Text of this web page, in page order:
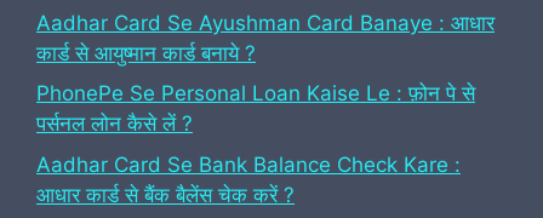
Aadhar Card Se Ayushman Card Banaye : आधार
कार्ड से आयुष्मान कार्ड बनाये ?
PhonePe Se Personal Loan Kaise Le : फ़ोन पे से
पर्सनल लोन कैसे लें ?
Aadhar Card Se Bank Balance Check Kare :
आधार कार्ड से बैंक बैलेंस चेक करें ?